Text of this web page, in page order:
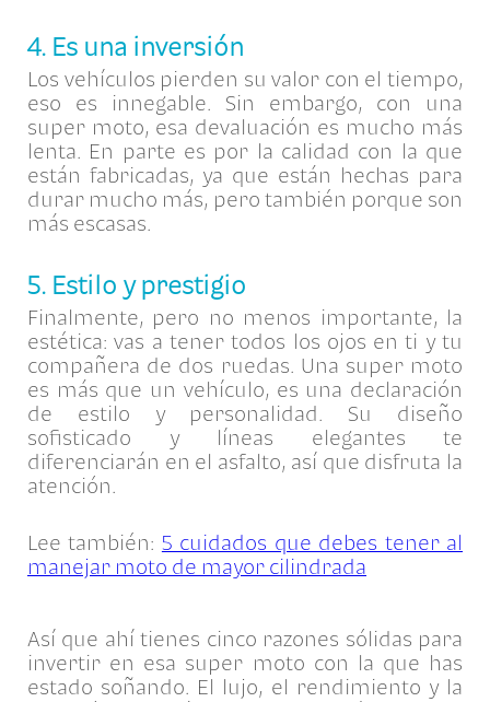
4. Es una inversión
Los vehículos pierden su valor con el tiempo,
eso es innegable. Sin embargo, con una
super moto, esa devaluación es mucho más
lenta. En parte es por la calidad con la que
están fabricadas, ya que están hechas para
durar mucho más, pero también porque son
más escasas.
5. Estilo y prestigio
Finalmente, pero no menos importante, la
estética: vas a tener todos los ojos en ti y tu
compañera de dos ruedas. Una super moto
es más que un vehículo, es una declaración
de estilo y personalidad. Su diseño
sofisticado y líneas elegantes te
diferenciarán en el asfalto, así que disfruta la
atención.
Lee también: 5 cuidados que debes tener al
manejar moto de mayor cilindrada
Así que ahí tienes cinco razones sólidas para
invertir en esa super moto con la que has
estado soñando. El lujo, el rendimiento y la